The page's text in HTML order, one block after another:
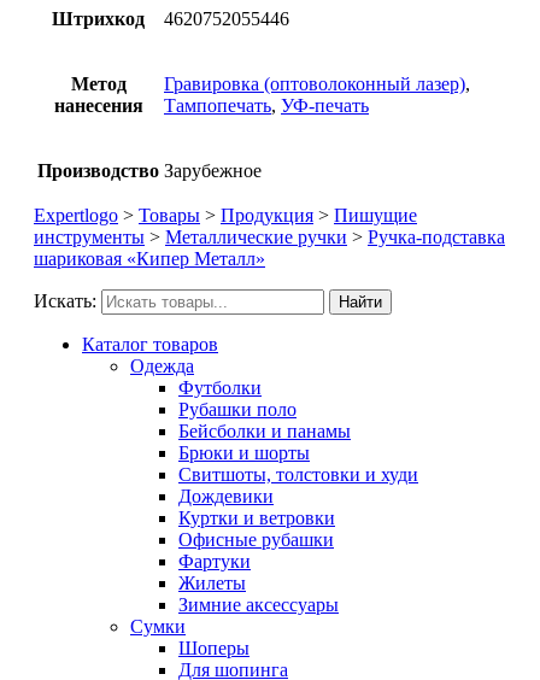
Штрихкод 4620752055446
Метод
нанесения
Гравировка (оптоволоконный лазер),
Тампопечать, УФ-печать
Производство Зарубежное
Expertlogo > Товары > Продукция > Пишущие
инструменты > Металлические ручки > Ручка-подставка
шариковая «Кипер Металл»
Искать: Найти
Каталог товаров
Одежда
Футболки
Рубашки поло
Бейсболки и панамы
Брюки и шорты
Свитшоты, толстовки и худи
Дождевики
Куртки и ветровки
Офисные рубашки
Фартуки
Жилеты
Зимние аксессуары
Сумки
Шоперы
Для шопинга